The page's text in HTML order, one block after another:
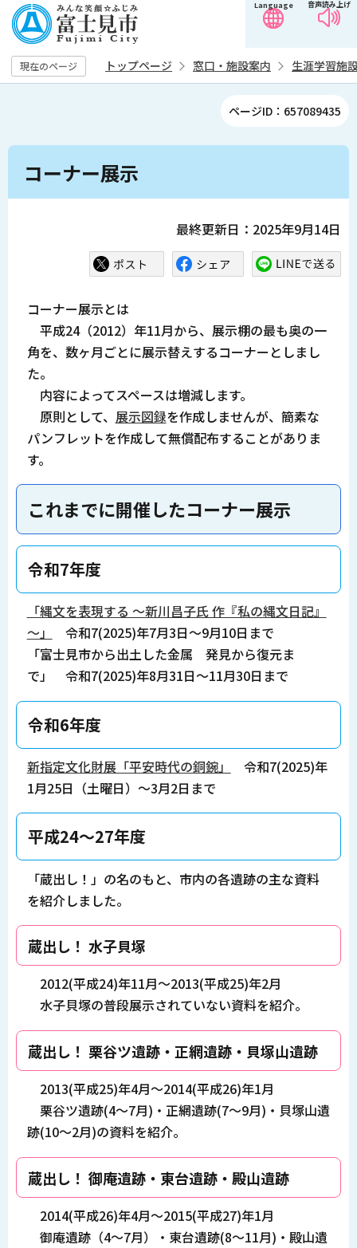
の
ペ
ー
す
音声読み上げ
Language
現在のページ トップページ 窓口・施設案内 生涯学習施
ページID：657089435
本
コーナー展示
最終更新日：2025年9月14日
コーナー展示とは
平成24（2012）年11月から、展示棚の最も奥の一
角を、数ヶ月ごとに展示替えするコーナーとしまし
た。
内容によってスペースは増減します。
原則として、 展示図録を作成しませんが、簡素な
パンフレットを作成して無償配布することがありま
す。
これまでに開催したコーナー展示
令和7年度
「縄文を表現する ～新川昌子氏 作『私の縄文日記』
～」
令和7(2025)年7月3日～9月10日まで
「富士見市から出土した金属 発見から復元ま
で」 令和7(2025)年8月31日～11月30日まで
令和6年度
新指定文化財展「平安時代の銅鋺」
令和7(2025)年
1月25日（土曜日）～3月2日まで
平成24～27年度
「蔵出し！」の名のもと、市内の各遺跡の主な資料
を紹介しました。
蔵出し！ 水子貝塚
2012(平成24)年11月～2013(平成25)年2月
水子貝塚の普段展示されていない資料を紹介。
蔵出し！ 栗谷ツ遺跡・正網遺跡・貝塚山遺跡
2013(平成25)年4月～2014(平成26)年1月
栗谷ツ遺跡(4～7月)・正網遺跡(7～9月)・貝塚山遺
跡(10～2月)の資料を紹介。
蔵出し！ 御庵遺跡・東台遺跡・殿山遺跡
2014(平成26)年4月～2015(平成27)年1月
御庵遺跡（4～7月）・東台遺跡(8～11月)・殿山遺